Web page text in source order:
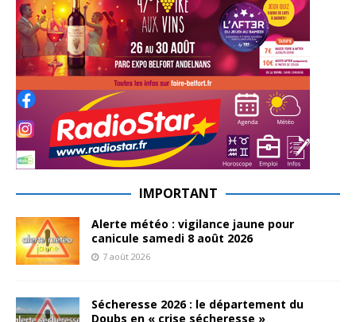
IMPORTANT
Alerte météo : vigilance jaune pour
canicule samedi 8 août 2026
7 août 2026
Sécheresse 2026 : le département du
Doubs en « crise sécheresse »